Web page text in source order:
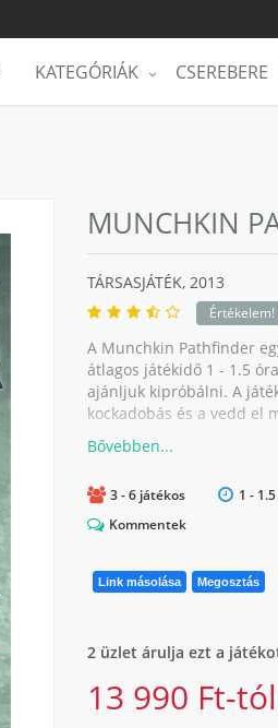
KATEGÓRIÁK CSEREBERE
MUNCHKIN
TÁRSASJÁTÉK, 2013
Értékelem!
A Munchkin Pathfinder
átlagos játékidő 1 - 1.5
ajánljuk kipróbálni. A
kockadobás és a vedd el
3 - 6 játékos 1 -
Kommentek
Link másolása Megosztás
2 üzlet árulja ezt a
13 990 Ft-tól